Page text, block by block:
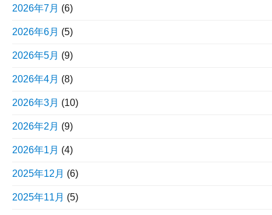
2026年7月 (6)
2026年6月 (5)
2026年5月 (9)
2026年4月 (8)
2026年3月 (10)
2026年2月 (9)
2026年1月 (4)
2025年12月 (6)
2025年11月 (5)